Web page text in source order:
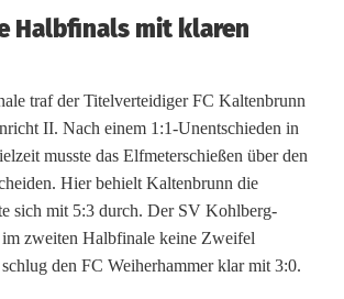
Halbfinals mit klaren
traf der Titelverteidiger FC Kaltenbrunn
II. Nach einem 1:1-Unentschieden in
musste das Elfmeterschießen über den
Hier behielt Kaltenbrunn die
sich mit 5:3 durch. Der SV Kohlberg-
zweiten Halbfinale keine Zweifel
den FC Weiherhammer klar mit 3:0.